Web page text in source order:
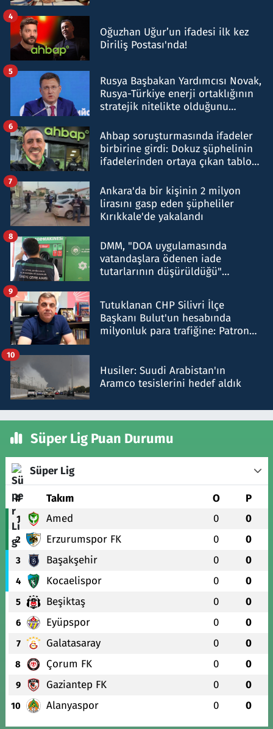
Oğuzhan Uğur’un ifadesi ilk kez
Diriliş Postası'nda!
4
Rusya Başbakan Yardımcısı Novak,
Rusya-Türkiye enerji ortaklığının
stratejik nitelikte olduğunu
5
Ahbap soruşturmasında ifadeler
birbirine girdi: Dokuz şüphelinin
ifadelerinden ortaya çıkan tablo
6
Ankara'da bir kişinin 2 milyon
lirasını gasp eden şüpheliler
Kırıkkale'de yakalandı
7
DMM, "DOA uygulamasında
vatandaşlara ödenen iade
tutarlarının düşürüldüğü"
8
Tutuklanan CHP Silivri İlçe
Başkanı Bulut'un hesabında
milyonluk para trafiğine: Patron
9
Husiler: Suudi Arabistan'ın
Aramco tesislerini hedef aldık
10
Süper Lig Puan Durumu
Süper Lig
# Takım O P
1 Amed 0 0
2 Erzurumspor FK 0 0
3 Başakşehir 0 0
4 Kocaelispor 0 0
5 Beşiktaş 0 0
6 Eyüpspor 0 0
7 Galatasaray 0 0
8 Çorum FK 0 0
9 Gaziantep FK 0 0
10 Alanyaspor 0 0